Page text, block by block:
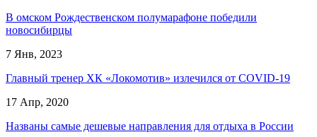
В омском Рождественском полумарафоне победили
новосибирцы
7 Янв, 2023
Главный тренер ХК «Локомотив» излечился от COVID-19
17 Апр, 2020
Названы самые дешевые направления для отдыха в России